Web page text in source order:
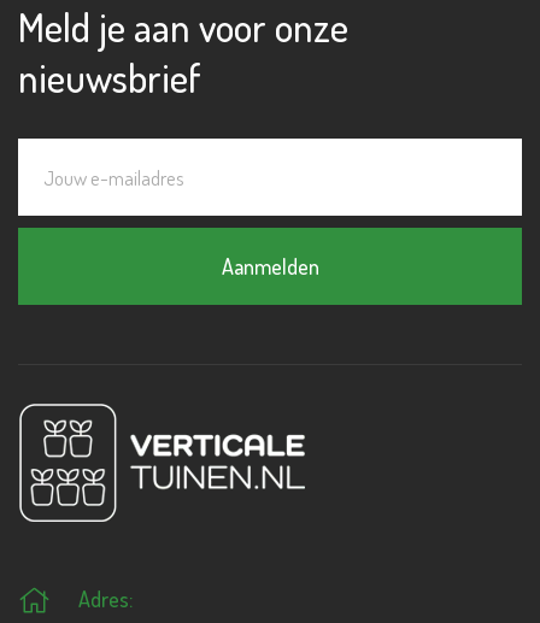
Meld je aan voor onze
nieuwsbrief
Aanmelden
Adres: